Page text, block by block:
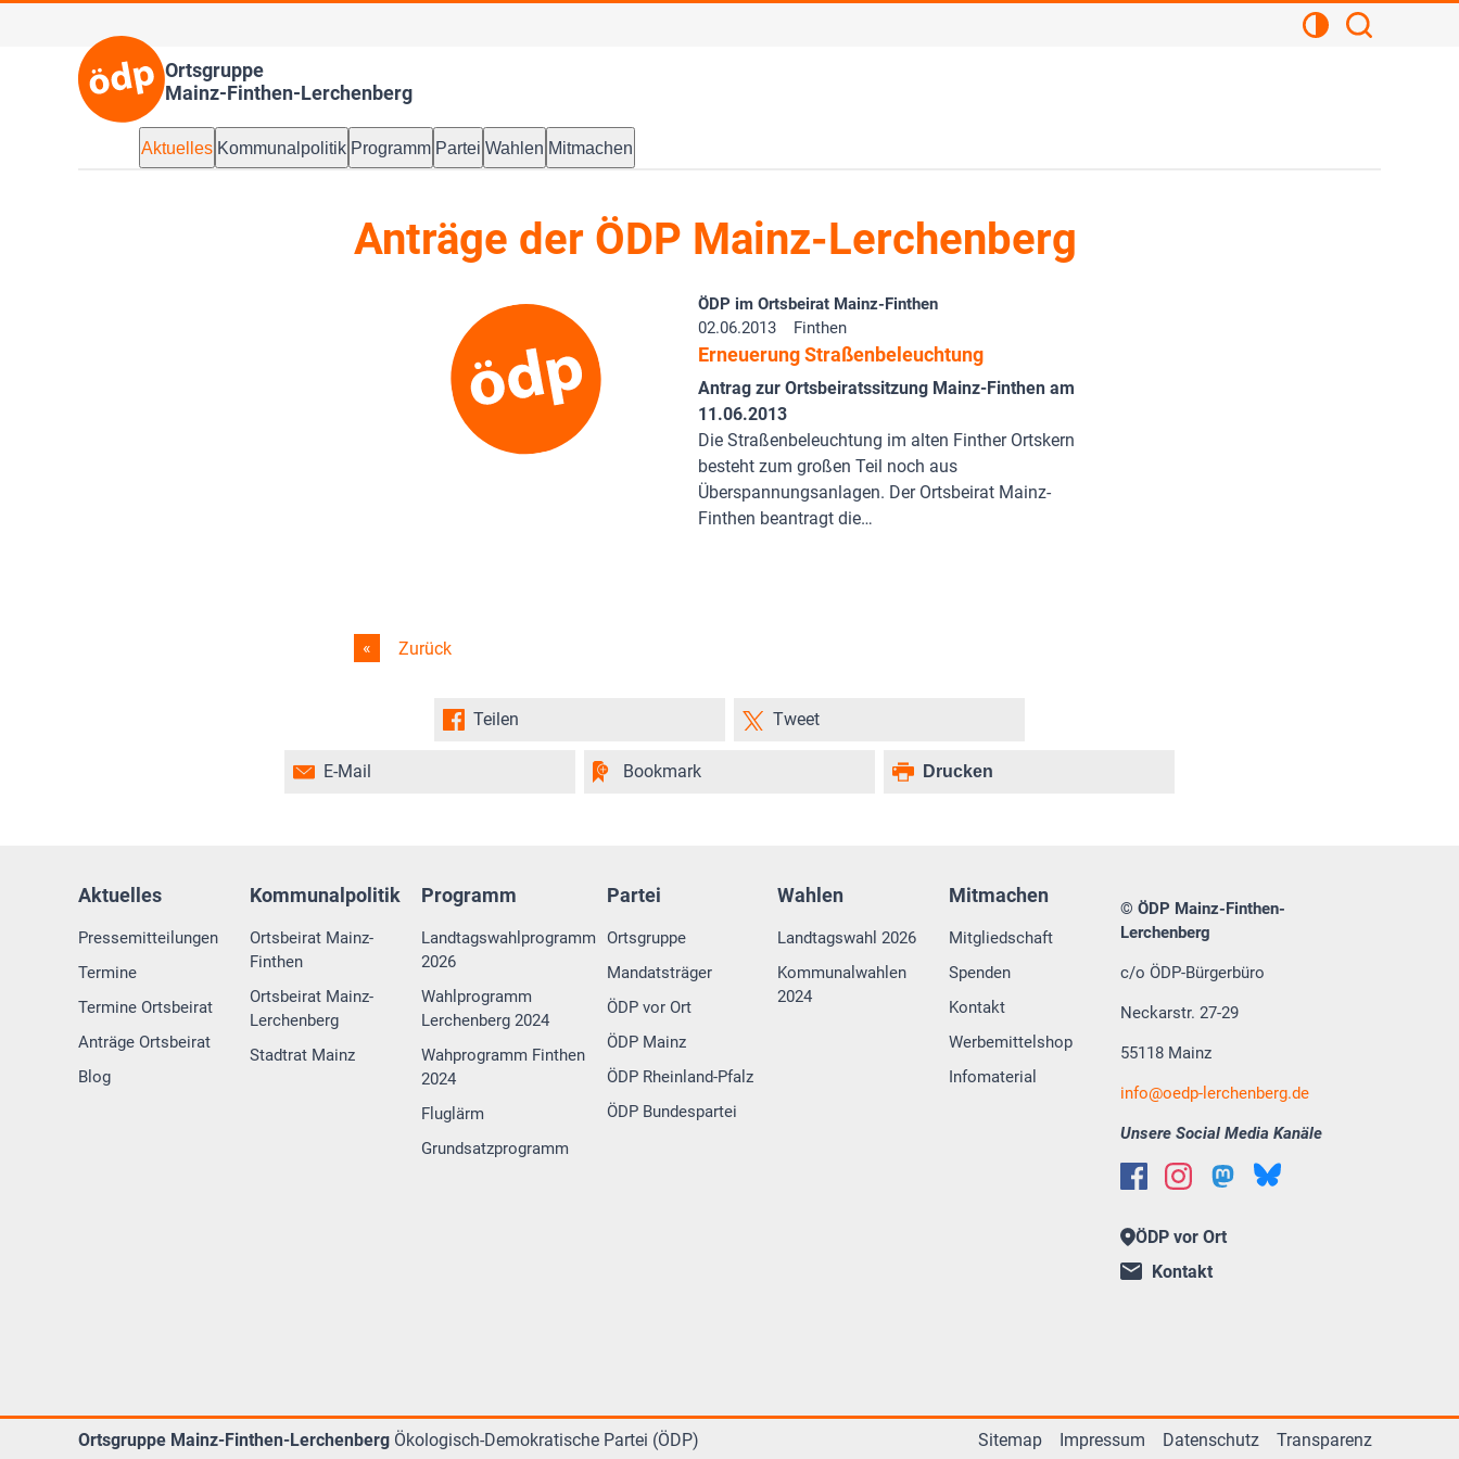
Ortsgruppe
Mainz-Finthen-Lerchenberg
Kontrastansicht
Aktuelles Kommunalpolitik Programm Partei Wahlen Mitmachen
Anträge der ÖDP Mainz-Lerchenberg
ÖDP im Ortsbeirat Mainz-Finthen
02.06.2013
Finthen
Erneuerung Straßenbeleuchtung
Antrag zur Ortsbeiratssitzung Mainz-Finthen am
11.06.2013
Die Straßenbeleuchtung im alten Finther Ortskern
besteht zum großen Teil noch aus
Überspannungsanlagen. Der Ortsbeirat Mainz-
Finthen beantragt die…
Zurück
Teilen Tweet
E-Mail Bookmark Drucken
Aktuelles
Pressemitteilungen
Termine
Termine Ortsbeirat
Anträge Ortsbeirat
Blog
Kommunalpolitik
Ortsbeirat Mainz-
Finthen
Ortsbeirat Mainz-
Lerchenberg
Stadtrat Mainz
Programm
Landtagswahlprogramm
2026
Wahlprogramm
Lerchenberg 2024
Wahprogramm Finthen
2024
Fluglärm
Grundsatzprogramm
Partei
Ortsgruppe
Mandatsträger
ÖDP vor Ort
ÖDP Mainz
ÖDP Rheinland-Pfalz
ÖDP Bundespartei
Wahlen
Landtagswahl 2026
Kommunalwahlen
2024
Mitmachen
Mitgliedschaft
Spenden
Kontakt
Werbemittelshop
Infomaterial
© ÖDP Mainz-Finthen-
Lerchenberg
c/o ÖDP-Bürgerbüro
Neckarstr. 27-29
55118 Mainz
info oedp-lerchenberg.de
Unsere Social Media Kanäle
ÖDP vor Ort
Kontakt
Ortsgruppe Mainz-Finthen-Lerchenberg Ökologisch-Demokratische Partei (ÖDP) Sitemap Impressum Datenschutz Transparenz